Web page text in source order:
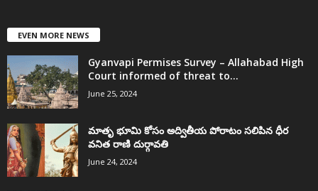
EVEN MORE NEWS
Gyanvapi Permises Survey – Allahabad High
Court informed of threat to...
June 25, 2024
మాతృ భూమి కోసం అద్వితీయ పోరాటం సలిపిన ధీర
వనిత రాణి దుర్గావతి
June 24, 2024